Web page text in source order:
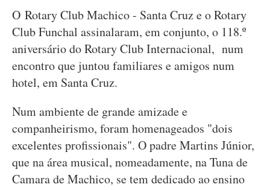
O Rotary Club Machico - Santa Cruz e o Rotary
Club Funchal assinalaram, em conjunto, o 118.º
aniversário do Rotary Club Internacional, num
encontro que juntou familiares e amigos num
hotel, em Santa Cruz.
Num ambiente de grande amizade e
companheirismo, foram homenageados "dois
excelentes profissionais". O padre Martins Júnior,
que na área musical, nomeadamente, na Tuna de
Camara de Machico, se tem dedicado ao ensino